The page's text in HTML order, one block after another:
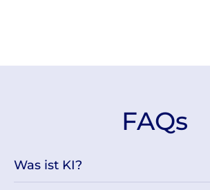
FAQs
Was ist KI?